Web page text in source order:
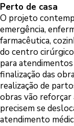
Perto de casa
O projeto
emergência,
farmacêutica,
do centro
para
finalização das
realização de
obras vão reforçar
precisem se
atendimento